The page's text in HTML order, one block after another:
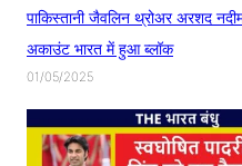
पाकिस्तानी जैवलिन थ्रोअर अरशद
अकाउंट भारत में हुआ ब्लॉक
01/05/2025